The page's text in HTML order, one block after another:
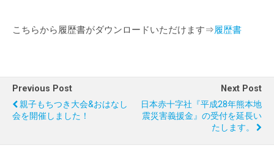
こちらから履歴書がダウンロードいただけます⇒履歴書
Previous Post
親子もちつき大会&おはなし
会を開催しました！
Next Post
日本赤十字社『平成28年熊本地
震災害義援金』の受付を延長い
たします。